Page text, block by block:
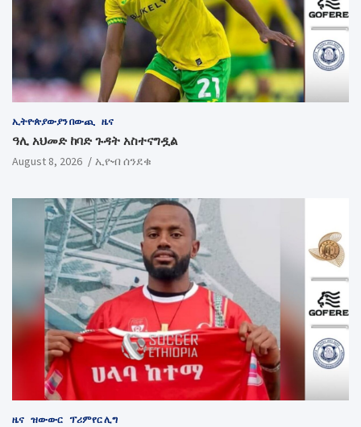
ኢትዮጵያውያን በውጪ ዜና
ዓሊ አህመድ ከባድ ጉዳት አስተናግዷል
August 8, 2026 ኢዮብ ሰንደቁ
ዜና ዝውውር ፕሪምየር ሊግ